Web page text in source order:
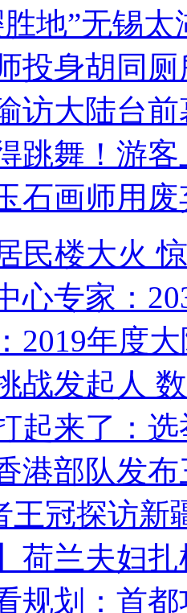
地”无锡
投身胡同
访大陆台
跳舞！游客
石画师用
民楼大火
心专家：
2019年度
战发起人
起来了：
港部队发
王冠探访新
荷兰夫妇
规划：首